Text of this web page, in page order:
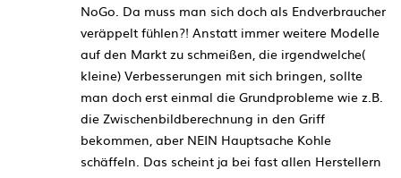
NoGo. Da muss man sich doch als Endverbraucher
veräppelt fühlen?! Anstatt immer weitere Modelle
auf den Markt zu schmeißen, die irgendwelche(
kleine) Verbesserungen mit sich bringen, sollte
man doch erst einmal die Grundprobleme wie z.B.
die Zwischenbildberechnung in den Griff
bekommen, aber NEIN Hauptsache Kohle
schäffeln. Das scheint ja bei fast allen Herstellern